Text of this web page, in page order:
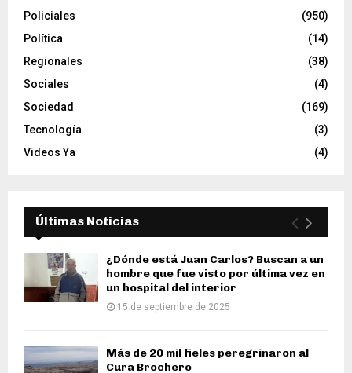
Policiales
(950)
Política
(14)
Regionales
(38)
Sociales
(4)
Sociedad
(169)
Tecnología
(3)
Videos Ya
(4)
Últimas Noticias
¿Dónde está Juan Carlos? Buscan a un
hombre que fue visto por última vez en
un hospital del interior
15 de septiembre de 2025
Más de 20 mil fieles peregrinaron al
Cura Brochero